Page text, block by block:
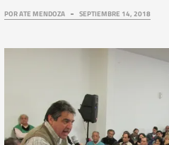
PORATE MENDOZA SEPTIEMBRE 14, 2018